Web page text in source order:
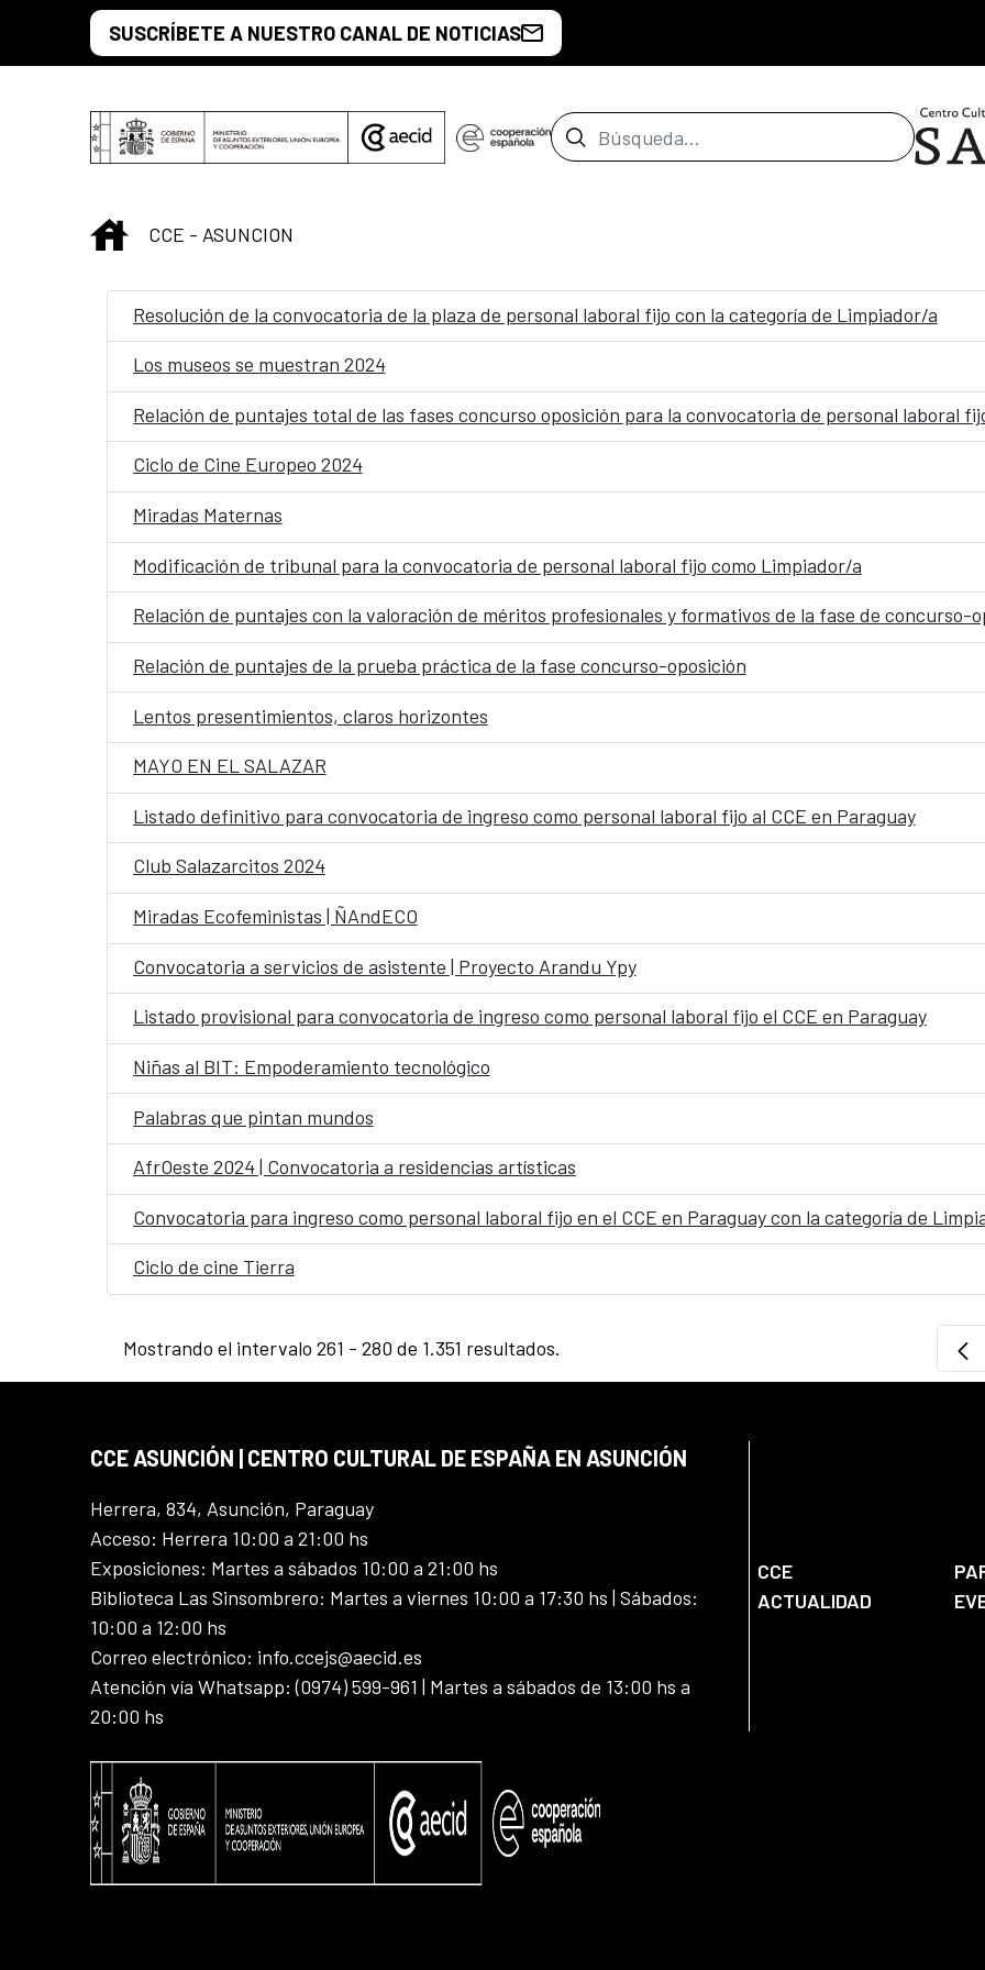
Saltar al contenido principal
SUSCRÍBETE A NUESTRO CANAL DE NOTICIAS
Barra de búsqueda
INICIO
CCE - ASUNCION
Resolución de la convocatoria de la plaza de personal laboral fijo con la categoría de Limpiador/a
Los museos se muestran 2024
Relación de puntajes total de las fases concurso oposición para la convocatoria de personal laboral
Ciclo de Cine Europeo 2024
Miradas Maternas
Modificación de tribunal para la convocatoria de personal laboral fijo como Limpiador/a
Relación de puntajes con la valoración de méritos profesionales y formativos de la fase de concurso-
Relación de puntajes de la prueba práctica de la fase concurso-oposición
Lentos presentimientos, claros horizontes
MAYO EN EL SALAZAR
Listado definitivo para convocatoria de ingreso como personal laboral fijo al CCE en Paraguay
Club Salazarcitos 2024
Miradas Ecofeministas | ÑAndECO
Convocatoria a servicios de asistente | Proyecto Arandu Ypy
Listado provisional para convocatoria de ingreso como personal laboral fijo el CCE en Paraguay
Niñas al BIT: Empoderamiento tecnológico
Palabras que pintan mundos
AfrOeste 2024 | Convocatoria a residencias artísticas
Convocatoria para ingreso como personal laboral fijo en el CCE en Paraguay con la categoría de
Ciclo de cine Tierra
Mostrando el intervalo 261 - 280 de 1.351 resultados.
CCE ASUNCIÓN | CENTRO CULTURAL DE ESPAÑA EN ASUNCIÓN
Herrera, 834, Asunción, Paraguay
Acceso: Herrera 10:00 a 21:00 hs
Exposiciones: Martes a sábados 10:00 a 21:00 hs
Biblioteca Las Sinsombrero: Martes a viernes 10:00 a 17:30 hs | Sábados:
10:00 a 12:00 hs
Correo electrónico: info.ccejs@aecid.es
Atención vía Whatsapp: (0974) 599-961 | Martes a sábados de 13:00 hs a
20:00 hs
CCE
ACTUALIDAD